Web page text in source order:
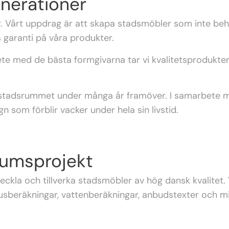
uppdrag är att skapa stadsmöbler som inte
på våra produkter.
med de bästa formgivarna tar vi
under många år framöver. I samarbete
som förblir vacker under hela sin livstid.
och tillverka stadsmöbler av hög dansk
vattenberäkningar, anbudstexter och